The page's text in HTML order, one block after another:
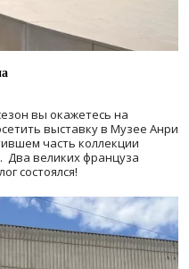
вы окажетесь на
выставку в Музее Анри
часть коллекции
Два великих француза
состоялся!